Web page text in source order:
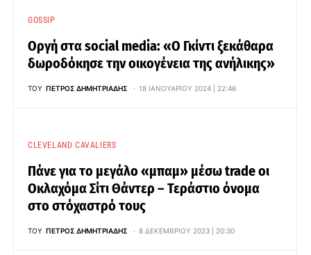
GOSSIP
Οργή στα social media: «Ο Γκίντι ξεκάθαρα
δωροδόκησε την οικογένεια της ανήλικης»
ΤΟΥ ΠΈΤΡΟΣ ΔΗΜΗΤΡΙΆΔΗΣ 18 ΙΑΝΟΥΑΡΊΟΥ 2024 | 22:46
CLEVELAND CAVALIERS
Πάνε για το μεγάλο «μπαμ» μέσω trade οι
Οκλαχόμα Σίτι Θάντερ – Τεράστιο όνομα
στο στόχαστρό τους
ΤΟΥ ΠΈΤΡΟΣ ΔΗΜΗΤΡΙΆΔΗΣ 8 ΔΕΚΕΜΒΡΊΟΥ 2023 | 20:30